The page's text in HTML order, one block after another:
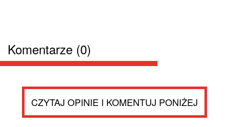
Komentarze (0)
CZYTAJ OPINIE I KOMENTUJ PONIŻEJ